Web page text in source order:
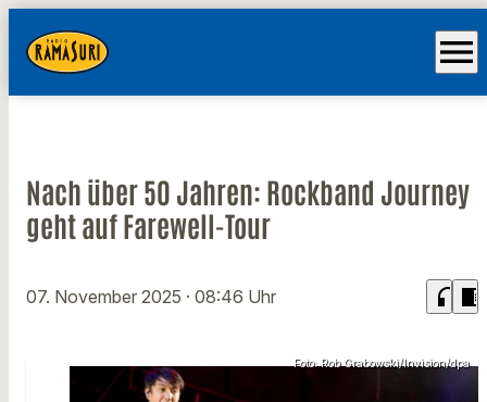
menu
Nach über 50 Jahren: Rockband Journey
geht auf Farewell-Tour
07. November 2025 · 08:46 Uhr headphones chrome_reader_mode
Foto: Rob Grabowski/Invision/dpa